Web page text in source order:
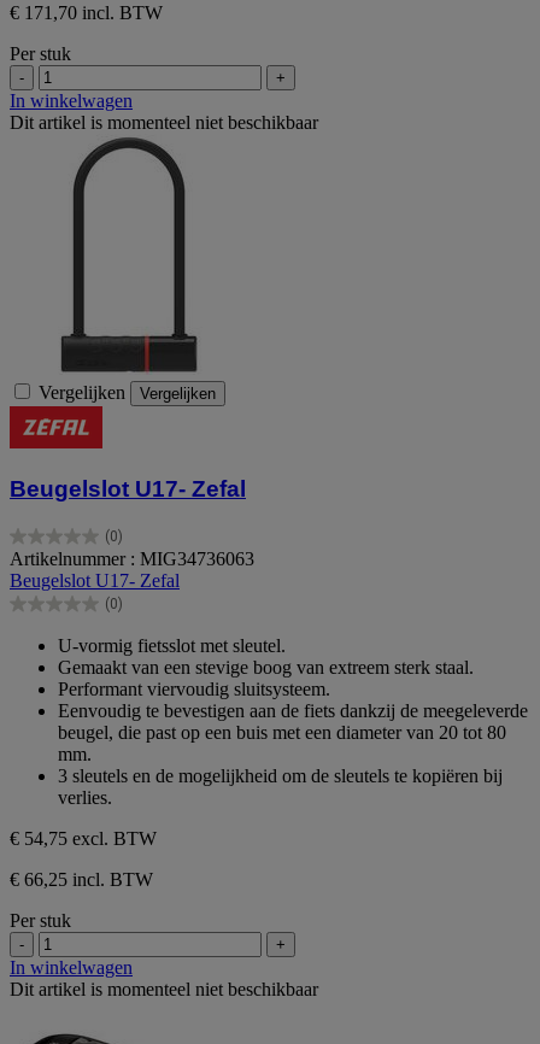
€ 171,70 incl. BTW
Per stuk
- +
In winkelwagen
Dit artikel is momenteel niet beschikbaar
Vergelijken Vergelijken
Beugelslot U17- Zefal
(0)
0.0
van
de
5
Artikelnummer : MIG34736063
Beugelslot U17- Zefal
(0)
0.0
sterren.
U-vormig fietsslot met sleutel.
Gemaakt van een stevige boog van extreem sterk staal.
Performant viervoudig sluitsysteem.
Eenvoudig te bevestigen aan de fiets dankzij de meegeleverde
beugel, die past op een buis met een diameter van 20 tot 80
mm.
3 sleutels en de mogelijkheid om de sleutels te kopiëren bij
verlies.
€ 54,75 excl. BTW
€ 66,25 incl. BTW
Per stuk
- +
In winkelwagen
Dit artikel is momenteel niet beschikbaar